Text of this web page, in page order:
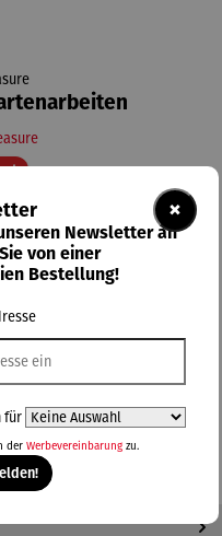
Rabatt
€
×
Newsletter an
von einer
Bestellung!
für
der Werbevereinbarungzu.